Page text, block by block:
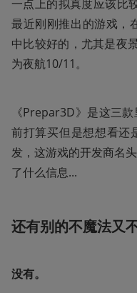
一点上的拟真度应该比
最近刚刚推出的游戏，
中比较好的，尤其是夜
为夜航10/11。
《Prepar3D》是这三
前打算买但是想想看还
发，这游戏的开发商名
了什么信息...
还有别的不魔法又
没有。